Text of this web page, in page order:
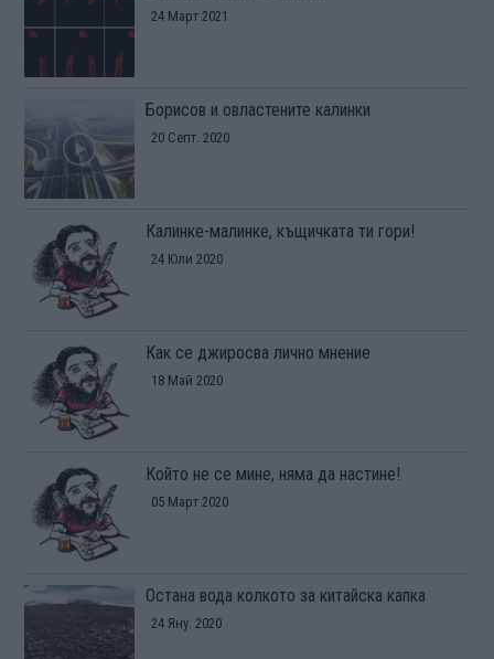
24 Март 2021
Борисов и овластените калинки
20 Септ. 2020
Калинке-малинке, къщичката ти гори!
24 Юли 2020
Как се джиросва лично мнение
18 Май 2020
Който не се мине, няма да настине!
05 Март 2020
Остана вода колкото за китайска капка
24 Яну. 2020